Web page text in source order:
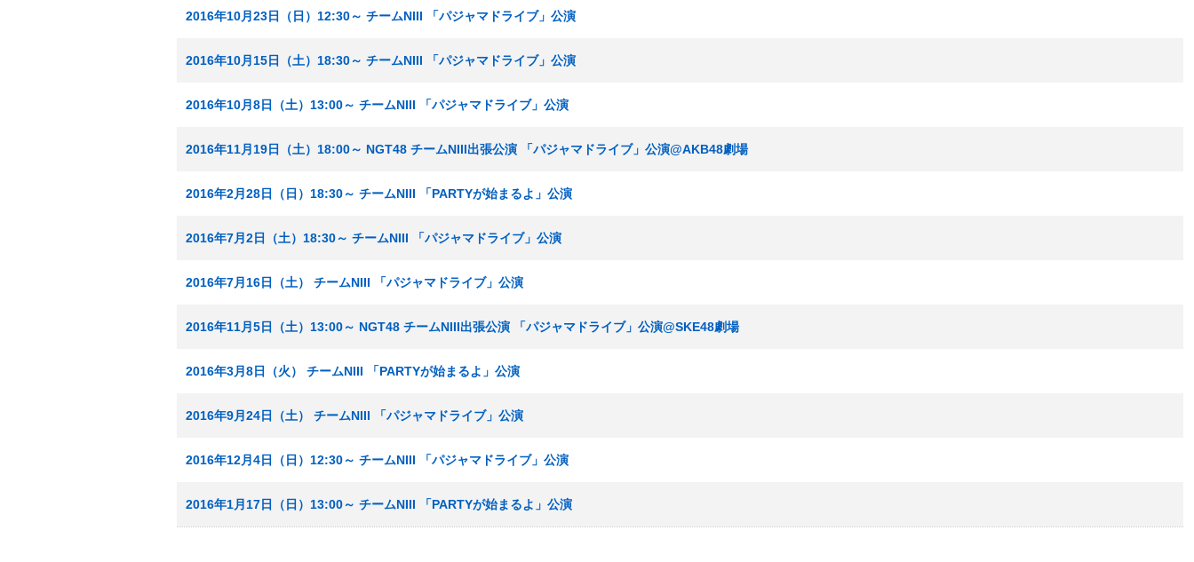
2016年10月23日（日）12:30～ チームNIII 「パジャマドライブ」公演
2016年10月15日（土）18:30～ チームNIII 「パジャマドライブ」公演
2016年10月8日（土）13:00～ チームNIII 「パジャマドライブ」公演
2016年11月19日（土）18:00～ NGT48 チームNIII出張公演 「パジャマドライブ」公演@AKB48劇場
2016年2月28日（日）18:30～ チームNIII 「PARTYが始まるよ」公演
2016年7月2日（土）18:30～ チームNIII 「パジャマドライブ」公演
2016年7月16日（土） チームNIII 「パジャマドライブ」公演
2016年11月5日（土）13:00～ NGT48 チームNIII出張公演 「パジャマドライブ」公演@SKE48劇場
2016年3月8日（火） チームNIII 「PARTYが始まるよ」公演
2016年9月24日（土） チームNIII 「パジャマドライブ」公演
2016年12月4日（日）12:30～ チームNIII 「パジャマドライブ」公演
2016年1月17日（日）13:00～ チームNIII 「PARTYが始まるよ」公演